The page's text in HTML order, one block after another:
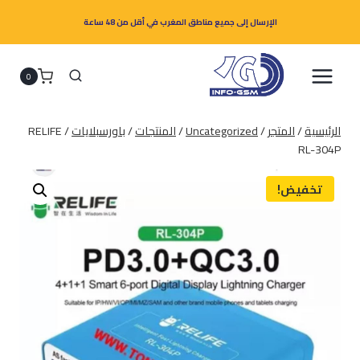
المحتوى
الإرسال إلى جميع مناطق المغرب في أقل من 48 ساعة
0
الرئيسية/المتجر/
Uncategorized
/المنتجات/باورسبلايات/
RELIFE
RL-304P
تخفيض!